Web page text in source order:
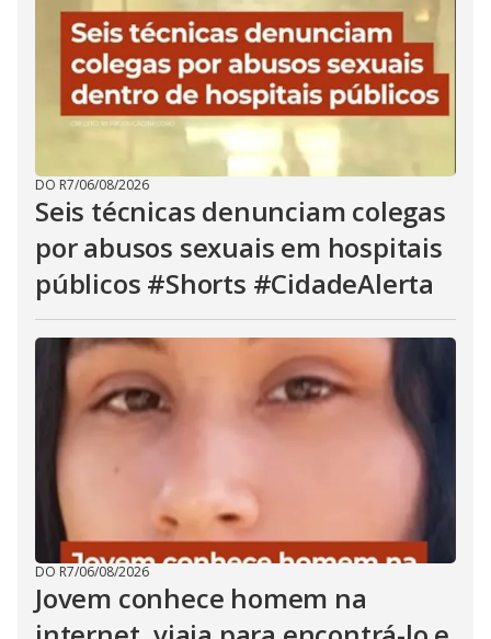
DO R7/06/08/2026
Seis técnicas denunciam colegas
por abusos sexuais em hospitais
públicos #Shorts #CidadeAlerta
DO R7/06/08/2026
Jovem conhece homem na